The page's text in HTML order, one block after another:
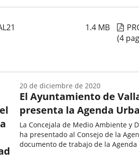
aplicación
1.4 MB
(4
El Ayuntamiento de
presenta la Agenda
La Concejala de Medio Ambiente y
ha presentado al Consejo de la
documento de trabajo de la
20 de diciembre de 2020